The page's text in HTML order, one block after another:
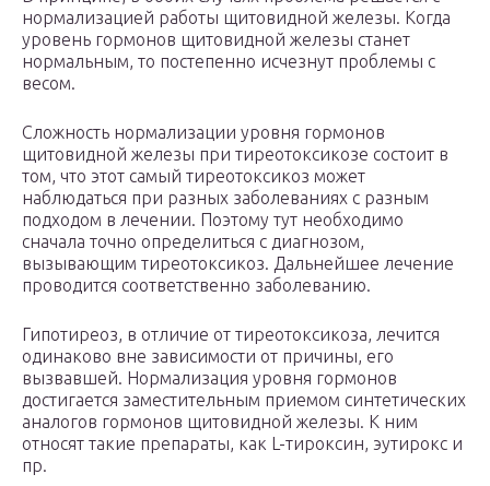
нормализацией работы щитовидной железы. Когда
уровень гормонов щитовидной железы станет
нормальным, то постепенно исчезнут проблемы с
весом.
Сложность нормализации уровня гормонов
щитовидной железы при тиреотоксикозе состоит в
том, что этот самый тиреотоксикоз может
наблюдаться при разных заболеваниях с разным
подходом в лечении. Поэтому тут необходимо
сначала точно определиться с диагнозом,
вызывающим тиреотоксикоз. Дальнейшее лечение
проводится соответственно заболеванию.
Гипотиреоз, в отличие от тиреотоксикоза, лечится
одинаково вне зависимости от причины, его
вызвавшей. Нормализация уровня гормонов
достигается заместительным приемом синтетических
аналогов гормонов щитовидной железы. К ним
относят такие препараты, как L-тироксин, эутирокс и
пр.